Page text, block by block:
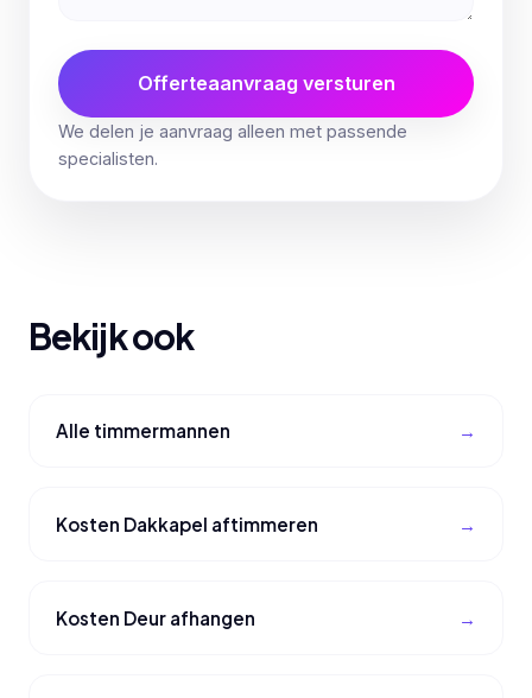
Offerteaanvraag versturen
We delen je aanvraag alleen met passende
specialisten.
Bekijk ook
Alle timmermannen
Kosten Dakkapel aftimmeren
Kosten Deur afhangen